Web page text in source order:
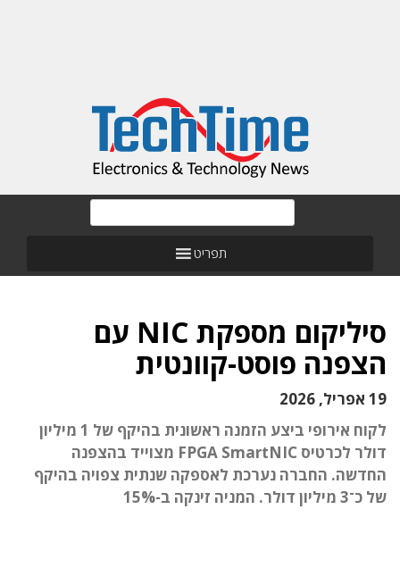
תפריט
סיליקום מספקת NIC עם
הצפנה פוסט-קוונטית
19 אפריל, 2026
לקוח אירופי ביצע הזמנה ראשונית בהיקף של 1 מיליון
דולר לכרטיס FPGA SmartNIC מצוייד בהצפנה
החדשה. החברה נערכת לאספקה שנתית צפויה בהיקף
של כ־3 מיליון דולר. המניה זינקה ב-15%